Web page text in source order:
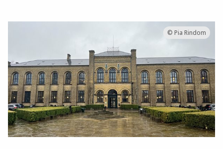
© Pia Rindom